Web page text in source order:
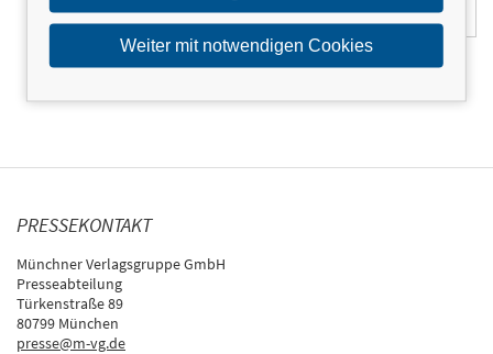
PRESSEKONTAKT
Münchner Verlagsgruppe GmbH
Presseabteilung
Türkenstraße 89
80799 München
presse@m-vg.de
Weiter mit notwendigen Cookies